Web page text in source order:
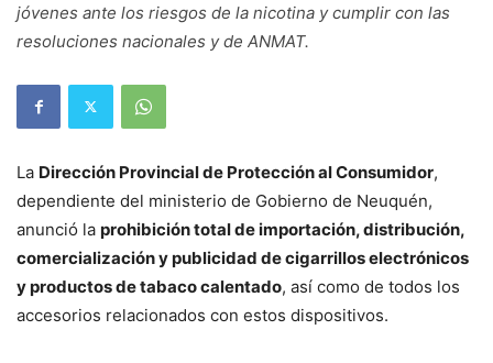
jóvenes ante los riesgos de la nicotina y cumplir con las
resoluciones nacionales y de ANMAT.
La Dirección Provincial de Protección al Consumidor,
dependiente del ministerio de Gobierno de Neuquén,
anunció la prohibición total de importación, distribución,
comercialización y publicidad de cigarrillos electrónicos
y productos de tabaco calentado, así como de todos los
accesorios relacionados con estos dispositivos.